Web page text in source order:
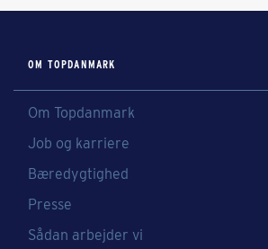
OM TOPDANMARK
Om Topdanmark
Job og karriere
Bæredygtighed
Presse
Sådan arbejder vi